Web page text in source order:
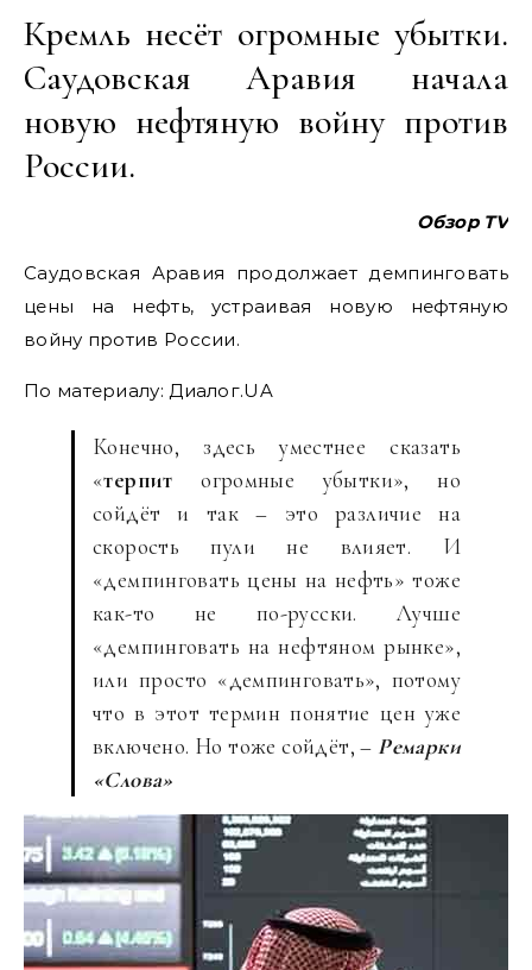
Кремль несёт огромные убытки.
Саудовская Аравия начала
новую нефтяную войну против
России.
Обзор TV
Саудовская Аравия продолжает демпинговать
цены на нефть, устраивая новую нефтяную
войну против России.
По материалу: Диалог.UA
Конечно, здесь уместнее сказать
«терпит огромные убытки», но
сойдёт и так – это различие на
скорость пули не влияет. И
«демпинговать цены на нефть» тоже
как-то не по-русски. Лучше
«демпинговать на нефтяном рынке»,
или просто «демпинговать», потому
что в этот термин понятие цен уже
включено. Но тоже сойдёт, – Ремарки
«Слова»